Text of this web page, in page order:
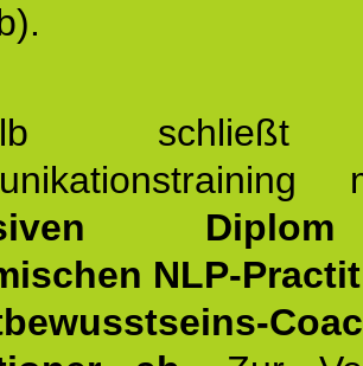
schließt
NLP-